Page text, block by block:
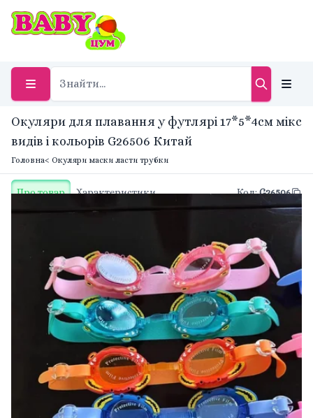
Окуляри для плавання у футлярі 17*5*4см мікс
видів і кольорів G26506 Китай
Головна< Окуляри маски ласти трубки
Про товар Характеристики Код:G26506